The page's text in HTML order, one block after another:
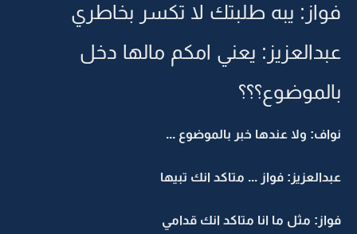
فواز: يبه طلبتك لا تكسر بخاطري
عبدالعزيز: يعني امكم مالها دخل
بالموضوع؟؟؟
نواف: ولا عندها خبر بالموضوع ...
عبدالعزيز: فواز ... متاكد انك تبيها
فواز: مثل ما انا متاكد انك قدامي